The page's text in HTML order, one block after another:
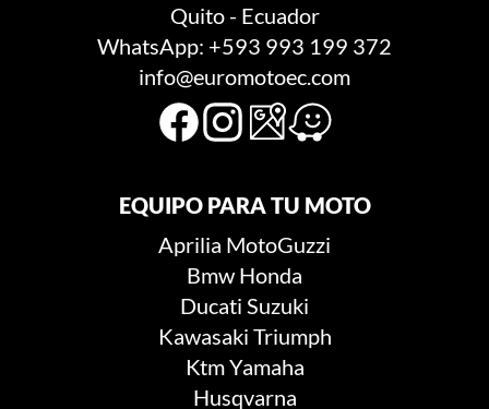
Quito - Ecuador
WhatsApp: +593 993 199 372
info@euromotoec.com
EQUIPO PARA TU MOTO
Aprilia MotoGuzzi
Bmw Honda
Ducati Suzuki
Kawasaki Triumph
KtmYamaha
Husqvarna